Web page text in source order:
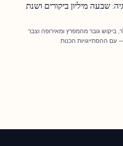
שבעה מיליון ביקורים ושנת
דולר, ביקוש גובר מהמפרץ ומאירופה וצבר
ההסתייגויות הכנות.